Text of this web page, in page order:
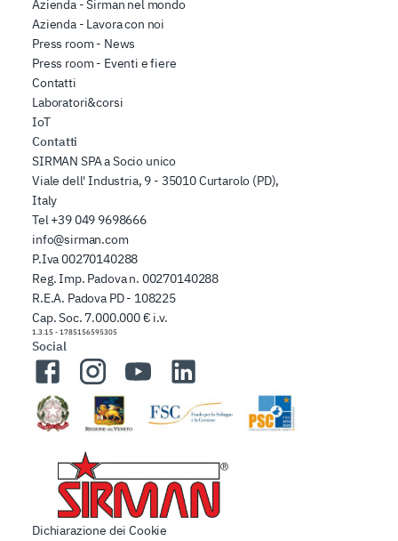
Azienda - Sirman nel mondo
Azienda - Lavora con noi
Press room - News
Press room - Eventi e fiere
Contatti
Laboratori&corsi
IoT
Contatti
SIRMAN SPA a Socio unico
Viale dell' Industria, 9 - 35010 Curtarolo (PD),
Italy
Tel+39 049 9698666
info@sirman.com
P.Iva 00270140288
Reg. Imp. Padova n. 00270140288
R.E.A. Padova PD - 108225
Cap. Soc. 7.000.000 € i.v.
1.3.15 - 1785156595305
Social
FacebookInstagramYouTubeLinkedIn
Dichiarazione dei Cookie